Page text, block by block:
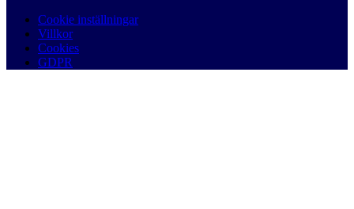
Cookie inställningar
Villkor
Cookies
GDPR